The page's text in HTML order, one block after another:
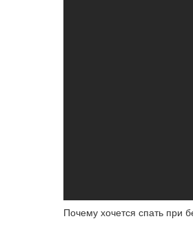
Почему хочется спать при